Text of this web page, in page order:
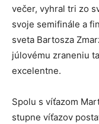
večer, vyhral tri zo
svoje semifinále a
sveta Bartosza
júlovému zraneniu
excelentne.
Spolu s víťazom
stupne víťazov